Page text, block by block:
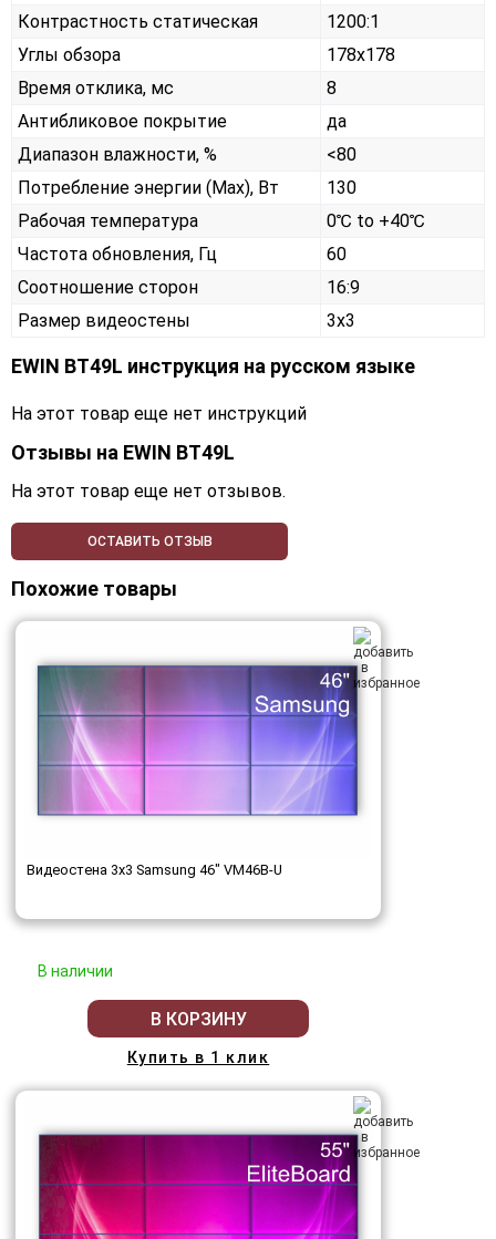
Контрастность статическая
1200:1
Углы обзора
178x178
Время отклика, мс
8
Антибликовое покрытие
да
Диапазон влажности, %
<80
Потребление энергии (Max), Вт
130
Рабочая температура
0℃ to +40℃
Частота обновления, Гц
60
Соотношение сторон
16:9
Размер видеостены
3x3
EWIN BT49L инструкция на русском языке
На этот товар еще нет инструкций
Отзывы на EWIN BT49L
На этот товар еще нет отзывов.
ОСТАВИТЬ ОТЗЫВ
Похожие товары
Видеостена 3x3 Samsung 46" VM46B-U
В наличии
В КОРЗИНУ
Купить в 1 клик